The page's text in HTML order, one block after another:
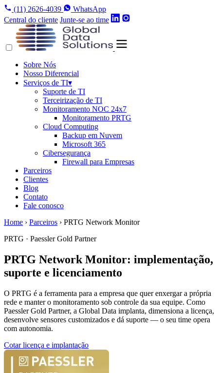
(11) 2626-4039
WhatsApp
Central do cliente Junte-se ao time
Sobre Nós
Nosso Diferencial
Serviços de TI▾
Suporte de TI
Terceirização de TI
Monitoramento NOC 24x7
Monitoramento PRTG
Cloud Computing
Backup em Nuvem
Microsoft 365
Cibersegurança
Firewall para Empresas
Parceiros
Clientes
Blog
Contato
Fale conosco
Home › Parceiros › PRTG Network Monitor
PRTG · Paessler Gold Partner
PRTG Network Monitor: implementação,
suporte e licenciamento
O PRTG é a ferramenta para a empresa que quer enxergar a própria
rede e manter o monitoramento sob controle da sua equipe. Como
Paessler Gold Partner, a Global Data implanta, dimensiona a licença,
desenvolve sensores customizados e dá suporte — o seu time opera
com autonomia.
Cotar licença e implantação